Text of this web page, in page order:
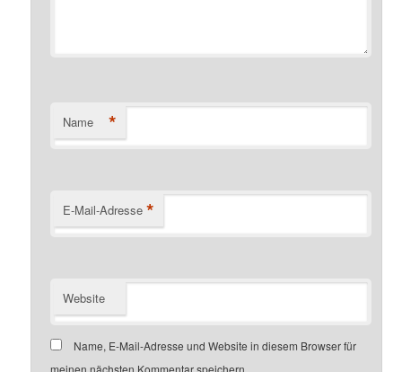
Name *
E-Mail-Adresse *
Website
Name, E-Mail-Adresse und Website in diesem Browser für